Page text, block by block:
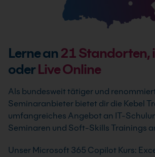
Lerne an 21Standorten,
oderLive Online
Als bundesweit tätiger und
Seminaranbieter bietet dir die Kebel
umfangreiches Angebot an IT-
Seminaren und Soft-Skills Trainings
Unser Microsoft 365 Copilot Kurs: